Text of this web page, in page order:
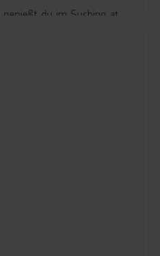
genießt du im Sushino at